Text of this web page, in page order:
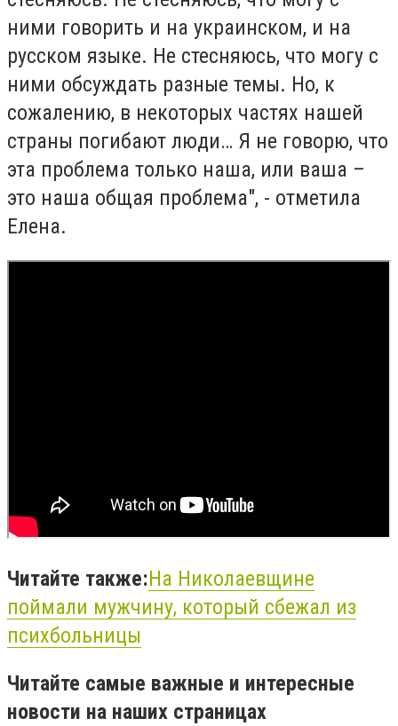
ними говорить и на украинском, и на
русском языке. Не стесняюсь, что могу с
ними обсуждать разные темы. Но, к
сожалению, в некоторых частях нашей
страны погибают люди… Я не говорю, что
эта проблема только наша, или ваша –
это наша общая проблема", - отметила
Елена.
Читайте также:На Николаевщине
поймали мужчину, который сбежал из
психбольницы
Читайте самые важные и интересные
новости на наших страницах